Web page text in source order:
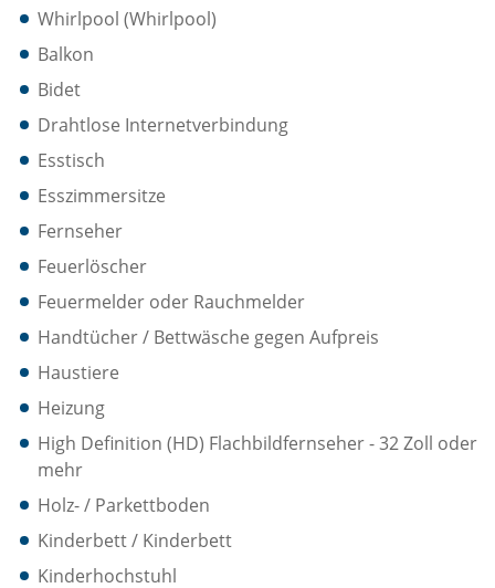
Whirlpool (Whirlpool)
Balkon
Bidet
Drahtlose Internetverbindung
Esstisch
Esszimmersitze
Fernseher
Feuerlöscher
Feuermelder oder Rauchmelder
Handtücher / Bettwäsche gegen Aufpreis
Haustiere
Heizung
High Definition (HD) Flachbildfernseher - 32 Zoll oder
mehr
Holz- / Parkettboden
Kinderbett / Kinderbett
Kinderhochstuhl